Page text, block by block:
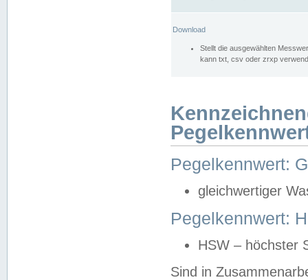
Download
Stellt die ausgewählten
kann txt, csv oder zrxp
Pegelkennwert:
gleichwertiger
Pegelkennwert:
HSW – höchster
Sind in